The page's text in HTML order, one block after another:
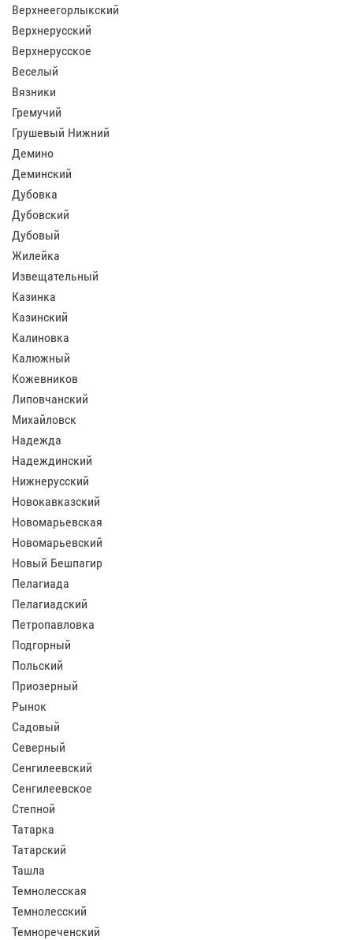
Верхнеегорлыкский
Верхнерусский
Верхнерусское
Веселый
Вязники
Гремучий
Грушевый Нижний
Демино
Деминский
Дубовка
Дубовский
Дубовый
Жилейка
Извещательный
Казинка
Казинский
Калиновка
Калюжный
Кожевников
Липовчанский
Михайловск
Надежда
Надеждинский
Нижнерусский
Новокавказский
Новомарьевская
Новомарьевский
Новый Бешпагир
Пелагиада
Пелагиадский
Петропавловка
Подгорный
Польский
Приозерный
Рынок
Садовый
Северный
Сенгилеевский
Сенгилеевское
Степной
Татарка
Татарский
Ташла
Темнолесская
Темнолесский
Темнореченский